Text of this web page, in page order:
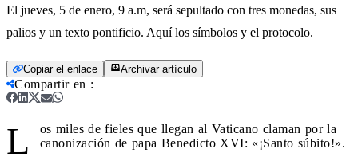
El jueves, 5 de enero, 9 a.m, será sepultado con tres monedas, sus
palios y un texto pontificio. Aquí los símbolos y el protocolo.
Copiar el enlace Archivar artículo
Compartir en :
L
os miles de fieles que llegan al Vaticano claman por la
canonización de papa Benedicto XVI: «¡Santo súbito!».